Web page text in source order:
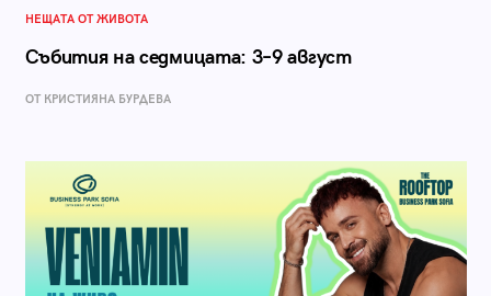
НЕЩАТА ОТ ЖИВОТА
Събития на седмицата: 3–9 август
ОТ КРИСТИЯНА БУРДЕВА